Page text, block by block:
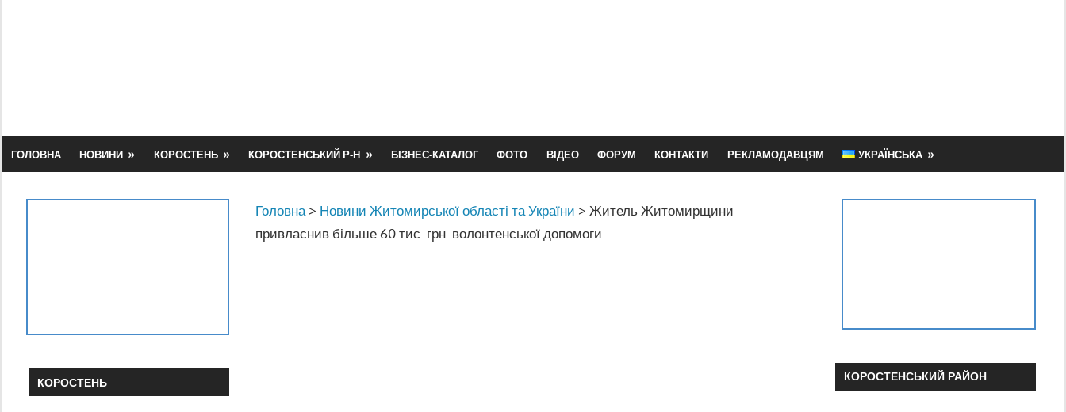
ГОЛОВНА НОВИНИ КОРОСТЕНЬ КОРОСТЕНСЬКИЙ Р-Н БІЗНЕС-КАТАЛОГ ФОТО ВІДЕО ФОРУМ КОНТАКТИ РЕКЛАМОДАВЦЯМ УКРАЇНСЬКА
Головна > Новини Житомирської області та України > Житель Житомирщини
привласнив більше 60 тис. грн. волонтенської допомоги
КОРОСТЕНЬ КОРОСТЕНСЬКИЙ РАЙОН